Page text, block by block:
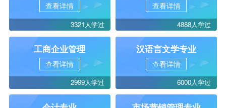
查看详情
3321人学过
查看详情
4888人学过
工商企业管理
查看详情
2999人学过
汉语言文学专业
查看详情
6000人学过